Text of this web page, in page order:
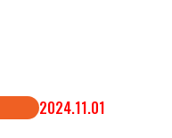
2024.11.01